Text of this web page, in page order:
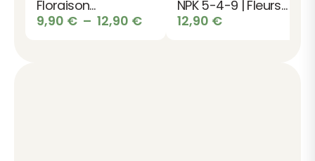
Floraison
abondante -
9,90 € – 12,90 €Plage
NPK 5-4-9 | Fleurs
du soleil
12,90 €